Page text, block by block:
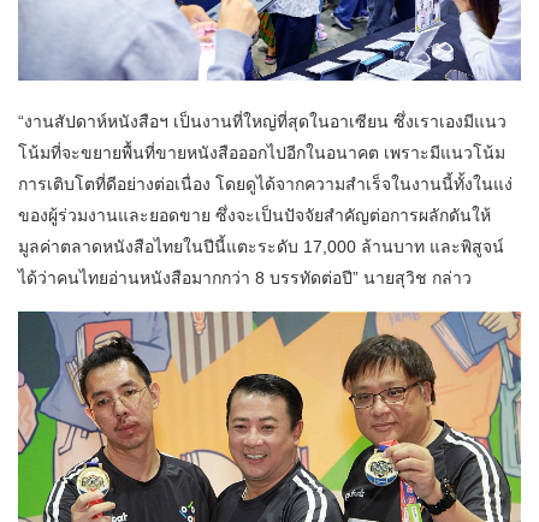
“งานสัปดาห์หนังสือฯ เป็นงานที่ใหญ่ที่สุดในอาเซียน ซึ่งเราเองมีแนว
โน้มที่จะขยายพื้นที่ขายหนังสือออกไปอีกในอนาคต เพราะมีแนวโน้ม
การเติบโตที่ดีอย่างต่อเนื่อง โดยดูได้จากความสำเร็จในงานนี้ทั้งในแง่
ของผู้ร่วมงานและยอดขาย ซึ่งจะเป็นปัจจัยสำคัญต่อการผลักดันให้
มูลค่าตลาดหนังสือไทยในปีนี้แตะระดับ 17,000 ล้านบาท และพิสูจน์
ได้ว่าคนไทยอ่านหนังสือมากกว่า 8 บรรทัดต่อปี” นายสุวิช กล่าว